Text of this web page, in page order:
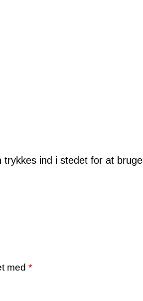
ind i stedet for at bruge
med *